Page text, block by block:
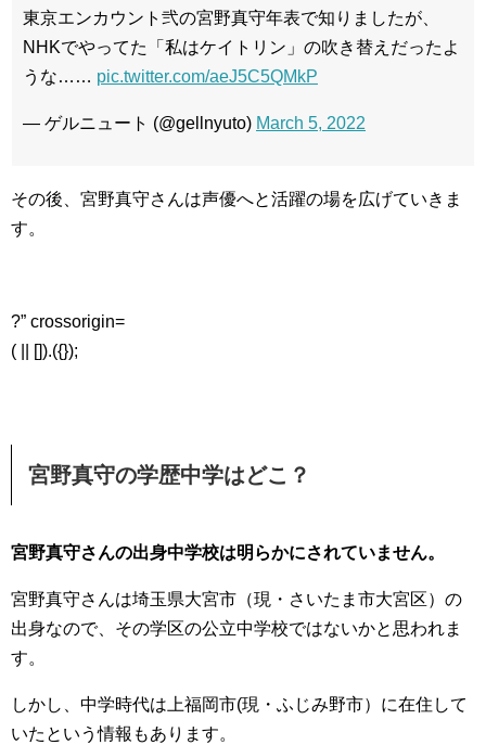
東京エンカウント弐の宮野真守年表で知りましたが、
NHKでやってた「私はケイトリン」の吹き替えだったよ
うな…… pic.twitter.com/aeJ5C5QMkP
— ゲルニュート (@gellnyuto) March 5, 2022
その後、宮野真守さんは声優へと活躍の場を広げていきま
す。
?” crossorigin=
( || []).({});
宮野真守の学歴中学はどこ？
宮野真守さんの出身中学校は明らかにされていません。
宮野真守さんは埼玉県大宮市（現・さいたま市大宮区）の
出身なので、その学区の公立中学校ではないかと思われま
す。
しかし、中学時代は上福岡市(現・ふじみ野市）に在住して
いたという情報もあります。